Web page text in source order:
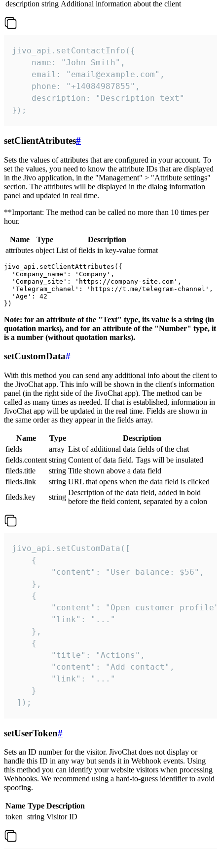
description string Additional information about the client
jivo_api.setContactInfo({
    name: "John Smith",
    email: "email@example.com",
    phone: "+14084987855",
    description: "Description text"
});
setClientAtributes#
Sets the values ​​of attributes that are configured in your account. To
set the values, you need to know the attribute IDs that are displayed
in the Jivo application, in the "Management" > "Attribute settings"
section. The attributes will be displayed in the dialog information
panel and updated in real time.
**Important: The method can be called no more than 10 times per
hour.
Name Type
Description
attributes object List of fields in key-value format
jivo_api.setClientAttributes({
  'Company_name': 'Company',
  'Company_site': 'https://company-site.com',
  'Telegram_chanel': 'https://t.me/telegram-channel',
  'Age': 42
Note: for an attribute of the "Text" type, its value is a string (in
quotation marks), and for an attribute of the "Number" type, it
is a number (without quotation marks).
setCustomData#
With this method you can send any additional info about the client to
the JivoChat app. This info will be shown in the client's information
panel (in the right side of the JivoChat app). The method can be
called as many times as needed. If chat is established, information in
JivoChat app will be updated in the real time. Fields are shown in
the same order as they appear in the fields array.
Name Type
Description
fields
array List of additional data fields of the chat
fields.content string Content of data field. Tags will be insulated
fileds.title
string Title shown above a data field
fileds.link
string URL that opens when the data field is clicked
fileds.key
string
Description of the data field, added in bold
before the field content, separated by a colon
jivo_api.setCustomData([
    {
        "content": "User balance: $56",
    },
    {
"content": "Open customer
        "link": "..."
    },
    {
        "title": "Actions",
        "content": "Add contact",
        "link": "..."
    }
]);
setUserToken#
Sets an ID number for the visitor. JivoChat does not display or
handle this ID in any way but sends it in Webhook events. Using
this method you can identify your website visitors when processing
Webhooks. We recommend using a hard-to-guess identifier to avoid
spoofing.
Name Type Description
token string Visitor ID